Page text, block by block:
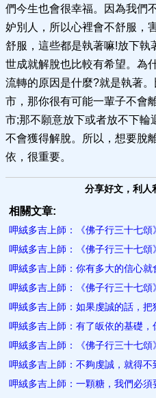
們今生也會很幸福。因為我們
妒別人，所以心裡會不舒服，
舒服，這些都是執著嘛!放下執
世成就解脫也比較有希望。為
流轉的原因是什麼?就是執著
市，那你很有可能一輩子不會
市;那不願意放下或者放不下輪
不會獲得解脫。所以，想要脫
依，很重要。
分享好文，利人
相關文章:
呷絨多吉上師：《佛子行三十七頌
呷絨多吉上師：《佛子行三十七頌
呷絨多吉上師：你有多大的信心就
呷絨多吉上師：《佛子行三十七頌
呷絨多吉上師：如果虔誠的話，
呷絨多吉上師：有了皈依的基礎
呷絨多吉上師：《佛子行三十七頌
呷絨多吉上師：不夠虔誠，就得
呷絨多吉上師：一顆糖，我們必